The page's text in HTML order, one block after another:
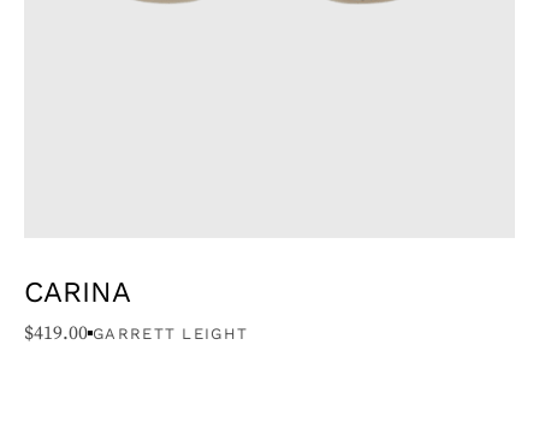
CARINA
$419.00 GARRETT LEIGHT